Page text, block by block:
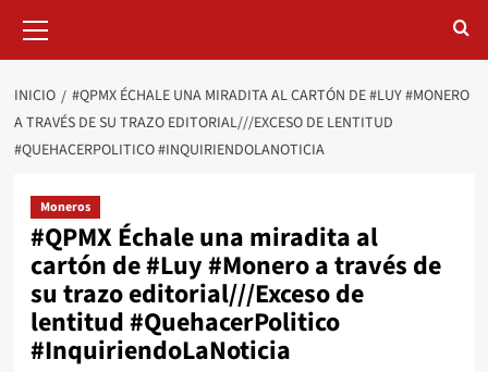
principal
INICIO
#QPMX ÉCHALE UNA MIRADITA AL CARTÓN DE #LUY #MONERO
A TRAVÉS DE SU TRAZO EDITORIAL///EXCESO DE LENTITUD
#QUEHACERPOLITICO #INQUIRIENDOLANOTICIA
Moneros
#QPMX Échale una miradita al
cartón de #Luy #Monero a través de
su trazo editorial///Exceso de
lentitud #QuehacerPolitico
#InquiriendoLaNoticia